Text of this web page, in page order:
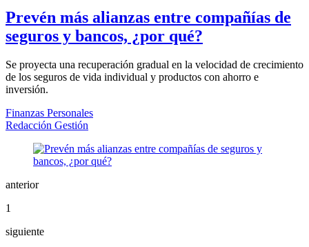
Prevén más alianzas entre compañías de
seguros y bancos, ¿por qué?
Se proyecta una recuperación gradual en la velocidad de crecimiento
de los seguros de vida individual y productos con ahorro e
inversión.
Finanzas Personales
Redacción Gestión
anterior
1
siguiente